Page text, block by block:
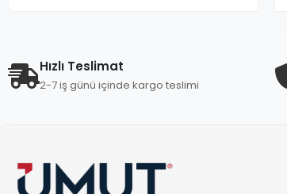
Hızlı Teslimat
2-7 iş günü içinde kargo teslimi